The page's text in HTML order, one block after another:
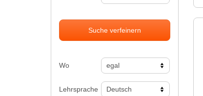
Suche verfeinern
Wo
Lehrsprache